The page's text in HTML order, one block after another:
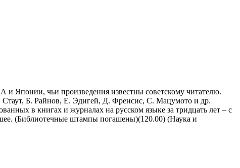
и Японии, чьи произведения известны советскому читателю.
Б. Райнов, Е. Эдигей, Д. Френсис, С. Мацумото и др.
в книгах и журналах на русском языке за тридцать лет – с
(Библиотечные штампы погашены)(120.00) (Наука и